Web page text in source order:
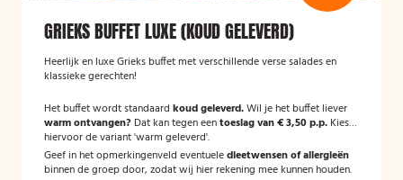
GRIEKS BUFFET LUXE (KOUD GELEVERD)
Heerlijk en luxe Grieks buffet met verschillende verse salades en
klassieke gerechten!
Het buffet wordt standaard koud geleverd.Wil je het buffet liever
warm ontvangen? Dat kan tegen eentoeslag van € 3,50 p.p. Kies
hiervoor de variant 'warm geleverd'.
Geef in het opmerkingenveld eventueledieetwensen of allergieën
binnen de groep door, zodat wij hier rekening mee kunnen houden.